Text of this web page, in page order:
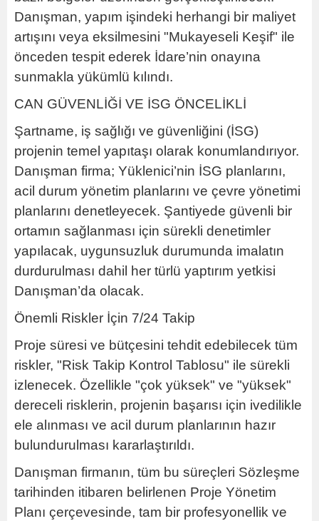
Danışman, yapım işindeki herhangi bir maliyet
artışını veya eksilmesini "Mukayeseli Keşif" ile
önceden tespit ederek İdare’nin onayına
sunmakla yükümlü kılındı.
CAN GÜVENLİĞİ VE İSG ÖNCELİKLİ
Şartname, iş sağlığı ve güvenliğini (İSG)
projenin temel yapıtaşı olarak konumlandırıyor.
Danışman firma; Yüklenici’nin İSG planlarını,
acil durum yönetim planlarını ve çevre yönetimi
planlarını denetleyecek. Şantiyede güvenli bir
ortamın sağlanması için sürekli denetimler
yapılacak, uygunsuzluk durumunda imalatın
durdurulması dahil her türlü yaptırım yetkisi
Danışman’da olacak.
Önemli Riskler İçin 7/24 Takip
Proje süresi ve bütçesini tehdit edebilecek tüm
riskler, "Risk Takip Kontrol Tablosu" ile sürekli
izlenecek. Özellikle "çok yüksek" ve "yüksek"
dereceli risklerin, projenin başarısı için ivedilikle
ele alınması ve acil durum planlarının hazır
bulundurulması kararlaştırıldı.
Danışman firmanın, tüm bu süreçleri Sözleşme
tarihinden itibaren belirlenen Proje Yönetim
Planı çerçevesinde, tam bir profesyonellik ve